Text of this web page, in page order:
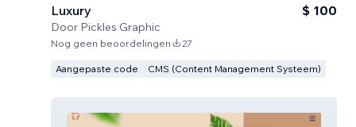
Luxury
Door Pickles Graphic
$ 100
Nog geen beoordelingen 27
Aangepaste code CMS (Content Management Systeem)